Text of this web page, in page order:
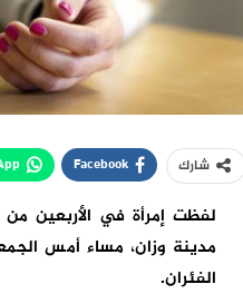
شارك Facebook
لفظت إمرأة في الأربعين من
مدينة وزان، مساء أمس
الفئران.